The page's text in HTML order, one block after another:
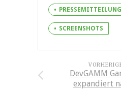
PRESSEMITTEILUNG
SCREENSHOTS
DevGAMM
expandiert